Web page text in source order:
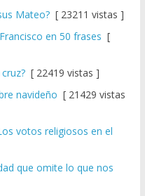
Mateo?[ 23211 vistas ]
en 50 frases [
[ 22419 vistas ]
navideño [ 21429 vistas
votos religiosos en el
que omite lo que nos